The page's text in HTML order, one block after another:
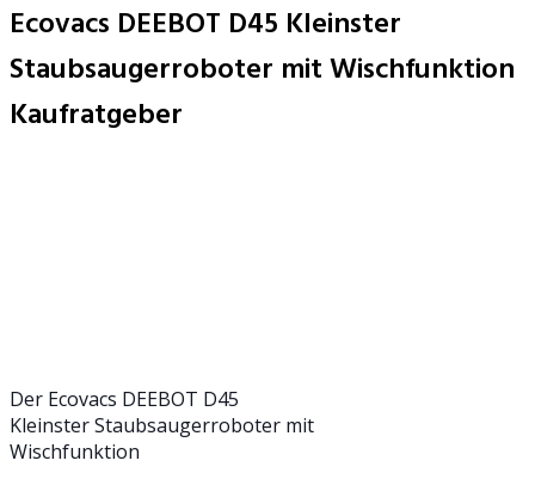
Ecovacs DEEBOT D45 Kleinster
Staubsaugerroboter mit Wischfunktion
Kaufratgeber
Der Ecovacs DEEBOT D45
Kleinster Staubsaugerroboter mit
Wischfunktion